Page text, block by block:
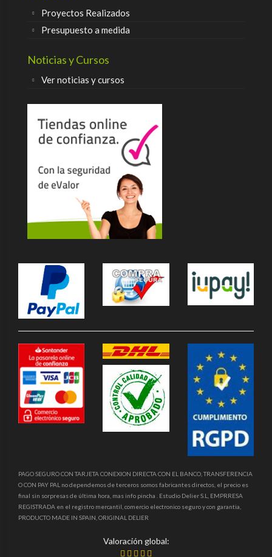
Proyectos Realizados
Presupuesto a medida
Noticias y Cursos
Ver noticias y cursos
PAGO SEGURO CON TARJETA CONEXION DIRECTA CON EL BANCO, TRANSFERENCIA
O CON PAY PAL no dependemos de terceros somos fabricantes directos, el precio es
final sin sorpresas de última hora, mas info pincha . Estudio Delier S.L, EMPRRESA
REGISTRADA en el registro mercantil, comercio electronico seguro y con garantia,
PRODUCTO MADE IN SPAIN, ORIGINAL DELIER
Valoración global: